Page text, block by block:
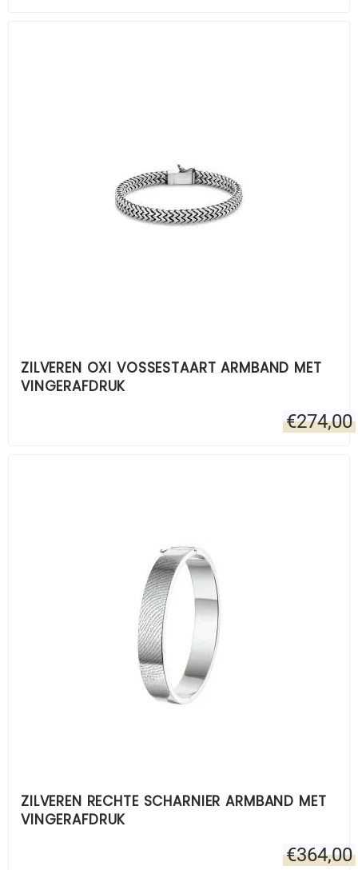
ZILVEREN OXI VOSSESTAART ARMBAND MET
VINGERAFDRUK
€274,00
ZILVEREN RECHTE SCHARNIER ARMBAND MET
VINGERAFDRUK
€364,00